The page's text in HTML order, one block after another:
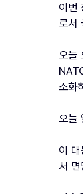
이번
로서
오늘
소화
오늘
이
서 면